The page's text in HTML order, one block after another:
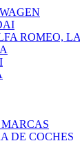
ROMEO,
DE COCHES